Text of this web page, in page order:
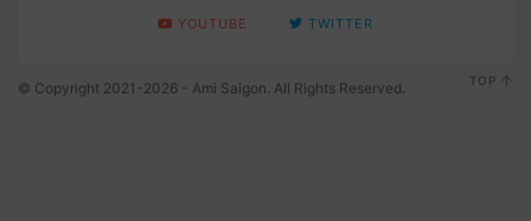
YOUTUBE
TWITTER
© Copyright 2021-2026 - Ami Saigon. All Rights Reserved. TOP